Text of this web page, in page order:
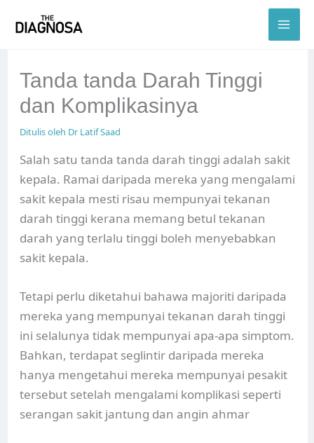
Tanda tanda Darah Tinggi
dan Komplikasinya
Ditulis oleh Dr Latif Saad
Salah satu tanda tanda darah tinggi adalah sakit
kepala. Ramai daripada mereka yang mengalami
sakit kepala mesti risau mempunyai tekanan
darah tinggi kerana memang betul tekanan
darah yang terlalu tinggi boleh menyebabkan
sakit kepala.
Tetapi perlu diketahui bahawa majoriti daripada
mereka yang mempunyai tekanan darah tinggi
ini selalunya tidak mempunyai apa-apa simptom.
Bahkan, terdapat seglintir daripada mereka
hanya mengetahui mereka mempunyai pesakit
tersebut setelah mengalami komplikasi seperti
serangan sakit jantung dan angin ahmar